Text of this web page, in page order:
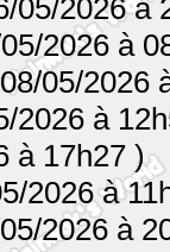
05/2026 à
2026 à
05/2026
2026 à
à 17h27 )
2026 à
2026 à